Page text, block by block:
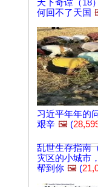
天下奇谭（18
何回不了天国
习近平年年的
艰辛 🖼️ (
乱世生存指南
灾区的小城市
帮到你 🖼️ (